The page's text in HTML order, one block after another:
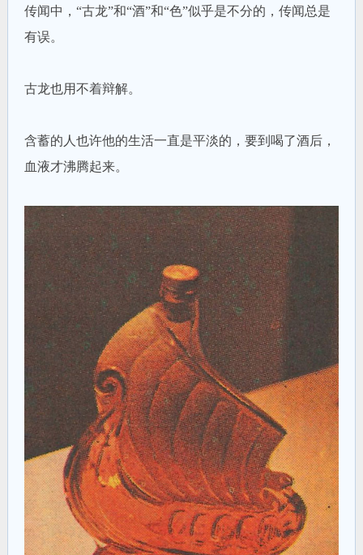
传闻中，“古龙”和“酒”和“色”似乎是不分的，传闻总是
有误。
古龙也用不着辩解。
含蓄的人也许他的生活一直是平淡的，要到喝了酒后，
血液才沸腾起来。